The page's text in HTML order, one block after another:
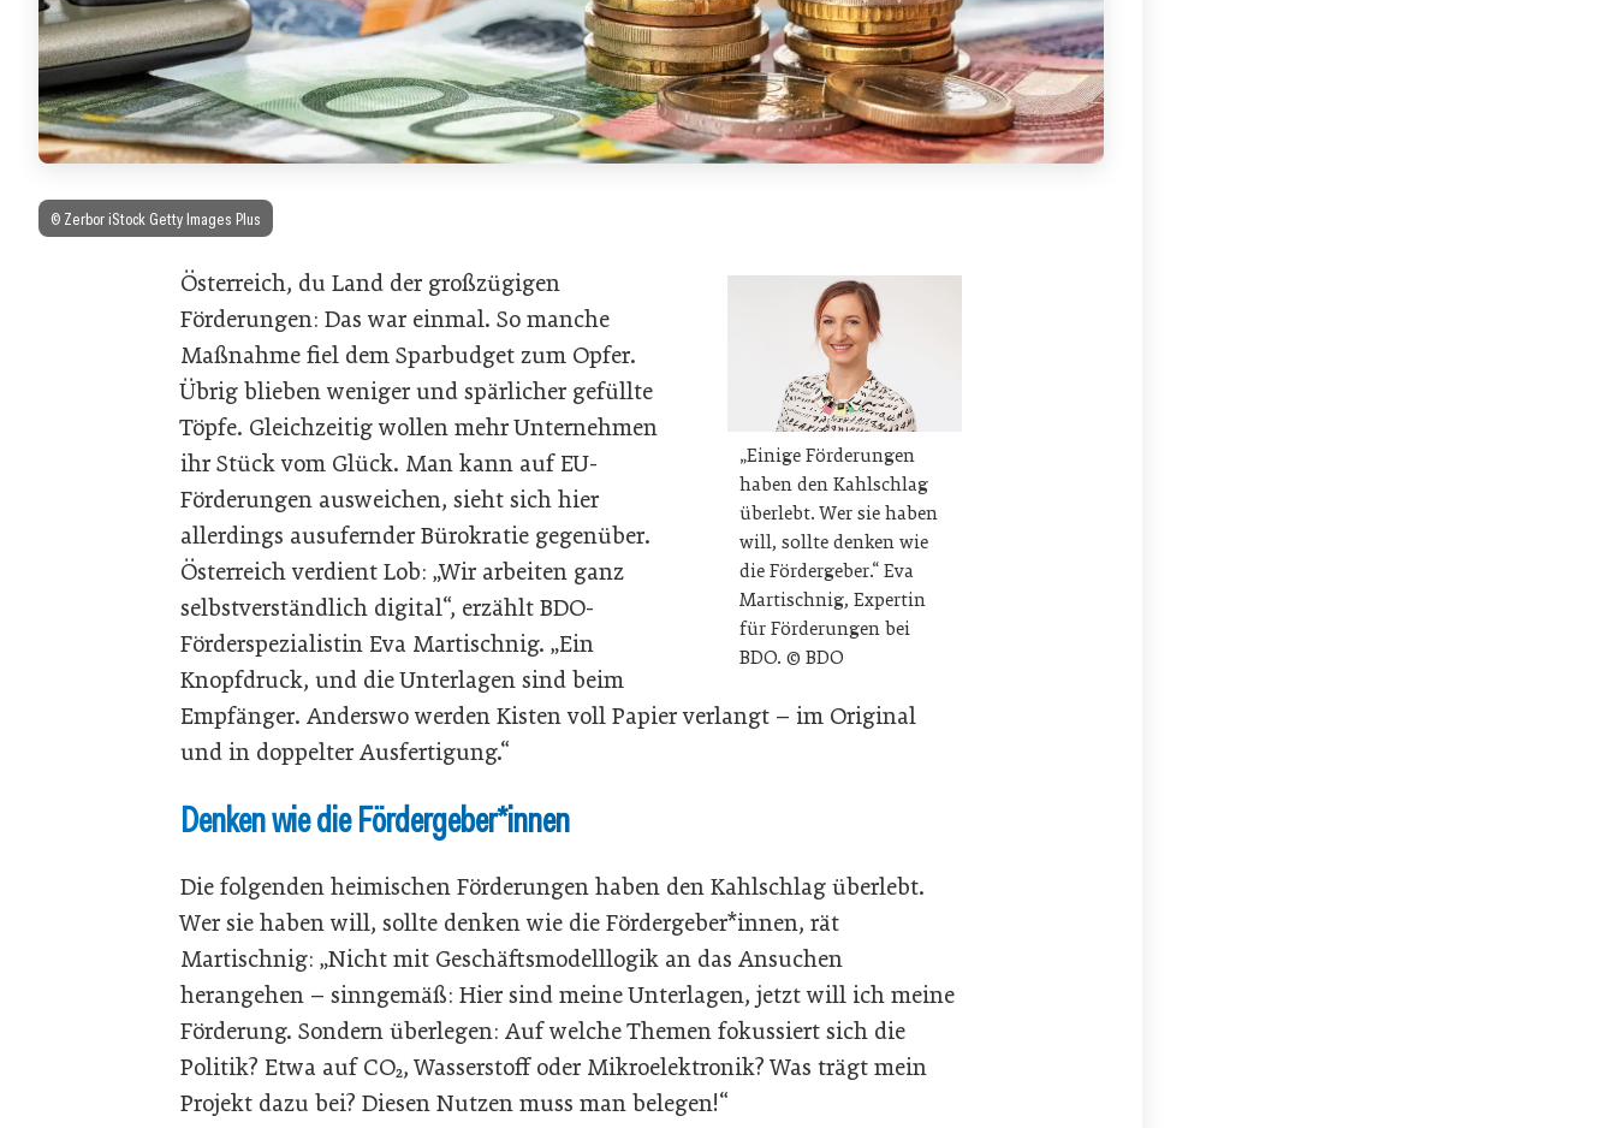
© Zerbor iStock Getty Images Plus
„Einige Förderungen
haben den Kahlschlag
überlebt. Wer sie haben
will, sollte denken wie
die Fördergeber.“ Eva
Martischnig, Expertin
für Förderungen bei
BDO. © BDO
Österreich, du Land der großzügigen
Förderungen: Das war einmal. So manche
Maßnahme fiel dem Sparbudget zum Opfer.
Übrig blieben weniger und spärlicher gefüllte
Töpfe. Gleichzeitig wollen mehr Unternehmen
ihr Stück vom Glück. Man kann auf EU-
Förderungen ausweichen, sieht sich hier
allerdings ausufernder Bürokratie gegenüber.
Österreich verdient Lob: „Wir arbeiten ganz
selbstverständlich digital“, erzählt BDO-
Förderspezialistin Eva Martischnig. „Ein
Knopfdruck, und die Unterlagen sind beim
Empfänger. Anderswo werden Kisten voll Papier verlangt – im Original
und in doppelter Ausfertigung.“
Denken wie die Fördergeber*innen
Die folgenden heimischen Förderungen haben den Kahlschlag überlebt.
Wer sie haben will, sollte denken wie die Fördergeber*innen, rät
Martischnig: „Nicht mit Geschäftsmodelllogik an das Ansuchen
herangehen – sinngemäß: Hier sind meine Unterlagen, jetzt will ich meine
Förderung. Sondern überlegen: Auf welche Themen fokussiert sich die
Politik? Etwa auf CO₂, Wasserstoff oder Mikroelektronik? Was trägt mein
Projekt dazu bei? Diesen Nutzen muss man belegen!“